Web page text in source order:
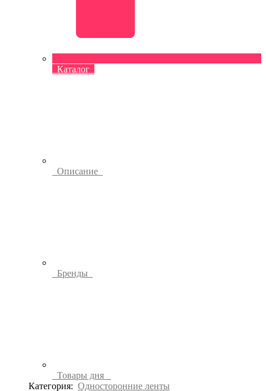
Каталог
Описание
Бренды
Товары дня
Категория: Односторонние ленты